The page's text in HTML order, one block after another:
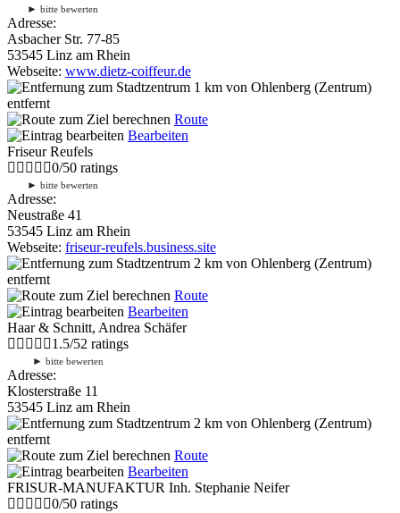
► bitte bewerten
Adresse:
Asbacher Str. 77-85
53545 Linz am Rhein
Webseite: www.dietz-coiffeur.de
1 km von Ohlenberg (Zentrum)
entfernt
Route
Bearbeiten
Friseur Reufels
0/50 ratings
► bitte bewerten
Adresse:
Neustraße 41
53545 Linz am Rhein
Webseite: friseur-reufels.business.site
2 km von Ohlenberg (Zentrum)
entfernt
Route
Bearbeiten
Haar & Schnitt, Andrea Schäfer
1.5/52 ratings
► bitte bewerten
Adresse:
Klosterstraße 11
53545 Linz am Rhein
2 km von Ohlenberg (Zentrum)
entfernt
Route
Bearbeiten
FRISUR-MANUFAKTUR Inh. Stephanie Neifer
0/50 ratings